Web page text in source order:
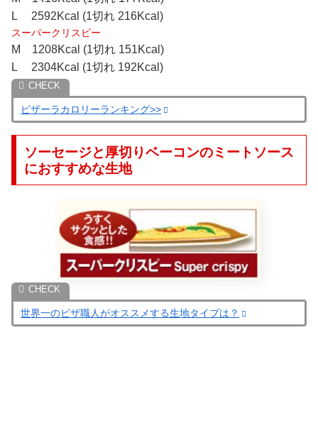
L 2592Kcal (1切れ 216Kcal)
スーパークリスピー
M 1208Kcal (1切れ 151Kcal)
L 2304Kcal (1切れ 192Kcal)
ピザーラカロリーランキング>>
ソーセージと厚切りベーコンのミートソース
におすすめな生地
世界一のピザ職人がオススメする生地タイプは？